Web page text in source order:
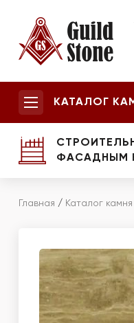
КАТАЛОГ
ФАСАДНЫМ
Главная / Каталог камня